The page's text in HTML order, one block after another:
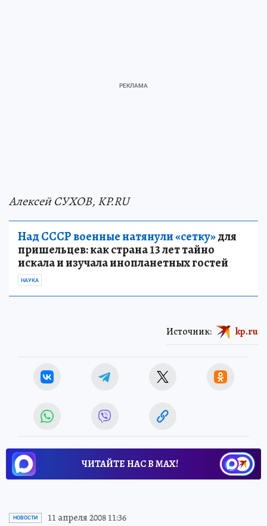
Алексей СУХОВ, KP.RU
Над СССР военные натянули «сетку»для
пришельцев: как страна 13 лет тайно
искала и изучала инопланетных гостей
НАУКА
Источник: kp.ru
ЧИТАЙТЕ НАС В МАХ!
НОВОСТИ 11 апреля 2008 11:36